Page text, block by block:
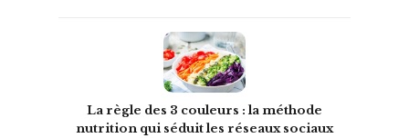
La règle des 3 couleurs : la méthode
nutrition qui séduit les réseaux sociaux